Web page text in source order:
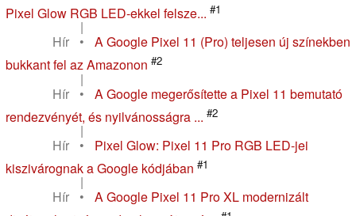
Pixel Glow RGB LED-ekkel felsze... #1
|
Hír
•
A Google Pixel 11 (Pro) teljesen új színekben
bukkant fel az Amazonon #2
|
Hír
•
A Google megerősítette a Pixel 11 bemutató
rendezvényét, és nyilvánosságra ... #2
|
Hír
•
Pixel Glow: Pixel 11 Pro RGB LED-jei
kiszivárognak a Google kódjában #1
|
Hír
•
A Google Pixel 11 Pro XL modernizált